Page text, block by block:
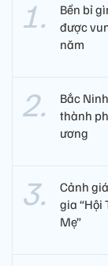
Bền bỉ
được
năm
Bắc
thành
ương
Cảnh
gia “Hội
Mẹ”